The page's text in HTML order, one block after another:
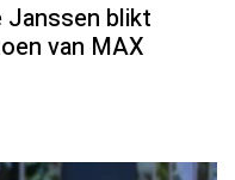
Janssen blikt
van MAX